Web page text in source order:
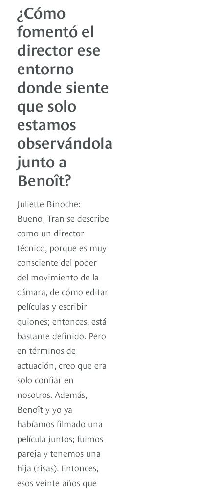
¿Cómo
fomentó el
director ese
entorno
donde siente
que solo
estamos
observándola
junto a
Benoît?
Juliette Binoche:
Bueno, Tran se describe
como un director
técnico, porque es muy
consciente del poder
del movimiento de la
cámara, de cómo editar
películas y escribir
guiones; entonces, está
bastante definido. Pero
en términos de
actuación, creo que era
solo confiar en
nosotros. Además,
Benoît y yo ya
habíamos filmado una
película juntos; fuimos
pareja y tenemos una
hija (risas). Entonces,
esos veinte años que